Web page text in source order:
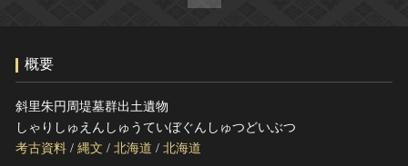
サイトのご意見はこちら
文化遺産データベース
概要
斜里朱円周堤墓群出土遺物
しゃりしゅえんしゅうていぼぐんしゅつどいぶつ
考古資料 / 縄文 / 北海道 / 北海道